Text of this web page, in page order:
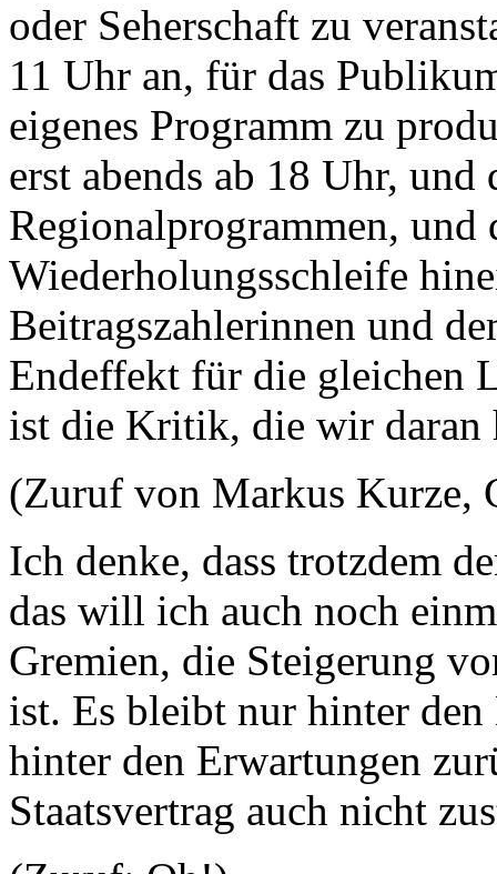
oder Seherschaft zu
11 Uhr an, für das
eigenes Programm zu
erst abends ab 18 Uhr,
Regionalprogrammen, und
Wiederholungsschleife
Beitragszahlerinnen und
Endeffekt für die gleichen
ist die Kritik, die wir daran
(Zuruf von Markus Kurze,
Ich denke, dass trotzdem
das will ich auch noch
Gremien, die Steigerung
ist. Es bleibt nur hinter
hinter den Erwartungen
Staatsvertrag auch nicht